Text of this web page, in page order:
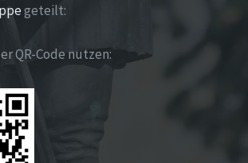
geteilt:
QR-Code nutzen: